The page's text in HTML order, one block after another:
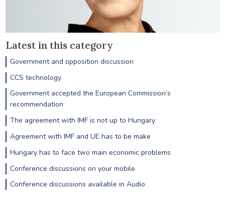
Latest in this category
Government and opposition discussion
CCS technology
Government accepted the European Commission’s
recommendation
The agreement with IMF is not up to Hungary
Agreement with IMF and UE has to be make
Hungary has to face two main economic problems
Conference discussions on your mobile
Conference discussions available in Audio